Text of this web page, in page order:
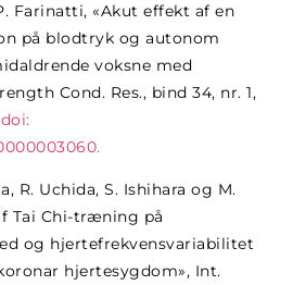
Farinatti, «Akut effekt af en
på blodtryk og autonom
voksne med
Cond. Res., bind 34, nr. 1,
doi:
R. Uchida, S. Ishihara og M.
Tai Chi-træning på
og hjertefrekvensvariabilitet
hjertesygdom», Int.